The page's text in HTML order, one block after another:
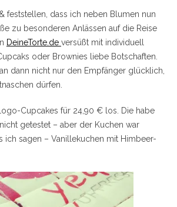
feststellen, dass ich neben Blumen nun
zu besonderen Anlässen auf die Reise
DeineTorte.de versüßt mit individuell
oder Brownies liebe Botschaften.
dann nicht nur den Empfänger glücklich,
dürfen.
Cupcakes für 24,90 € los. Die habe
getestet – aber der Kuchen war
ich sagen – Vanillekuchen mit Himbeer-